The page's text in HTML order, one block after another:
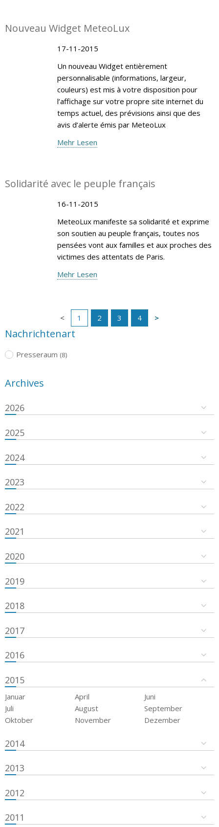
Nouveau Widget MeteoLux
17-11-2015
Un nouveau Widget entièrement
personnalisable (informations, largeur,
couleurs) est mis à votre disposition pour
l’affichage sur votre propre site internet du
temps actuel, des prévisions ainsi que des
avis d’alerte émis par MeteoLux
Mehr Lesen
Solidarité avec le peuple français
16-11-2015
MeteoLux manifeste sa solidarité et exprime
son soutien au peuple français, toutes nos
pensées vont aux familles et aux proches des
victimes des attentats de Paris.
Mehr Lesen
1 2 3 4
Nachrichtenart
Presseraum (8)
Archives
2026
2025
2024
2023
2022
2021
2020
2019
2018
2017
2016
2015
Januar April
Juni
Juli
August
September
Oktober
November Dezember
2014
2013
2012
2011